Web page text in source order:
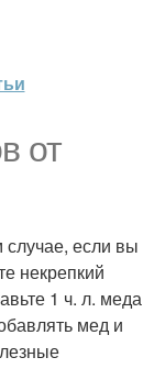
от
если вы
некрепкий
1 ч. л. меда
мед и